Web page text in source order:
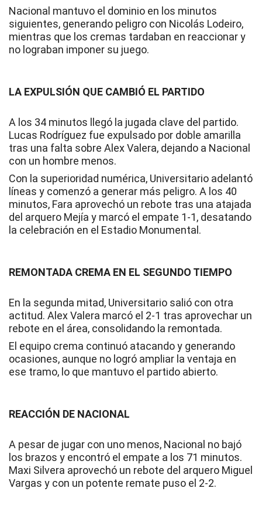
Nacional mantuvo el dominio en los minutos
siguientes, generando peligro con Nicolás Lodeiro,
mientras que los cremas tardaban en reaccionar y
no lograban imponer su juego.
LA EXPULSIÓN QUE CAMBIÓ EL PARTIDO
A los 34 minutos llegó la jugada clave del partido.
Lucas Rodríguez fue expulsado por doble amarilla
tras una falta sobre Alex Valera, dejando a Nacional
con un hombre menos.
Con la superioridad numérica, Universitario adelantó
líneas y comenzó a generar más peligro. A los 40
minutos, Fara aprovechó un rebote tras una atajada
del arquero Mejía y marcó el empate 1-1, desatando
la celebración en el Estadio Monumental.
REMONTADA CREMA EN EL SEGUNDO TIEMPO
En la segunda mitad, Universitario salió con otra
actitud. Alex Valera marcó el 2-1 tras aprovechar un
rebote en el área, consolidando la remontada.
El equipo crema continuó atacando y generando
ocasiones, aunque no logró ampliar la ventaja en
ese tramo, lo que mantuvo el partido abierto.
REACCIÓN DE NACIONAL
A pesar de jugar con uno menos, Nacional no bajó
los brazos y encontró el empate a los 71 minutos.
Maxi Silvera aprovechó un rebote del arquero Miguel
Vargas y con un potente remate puso el 2-2.